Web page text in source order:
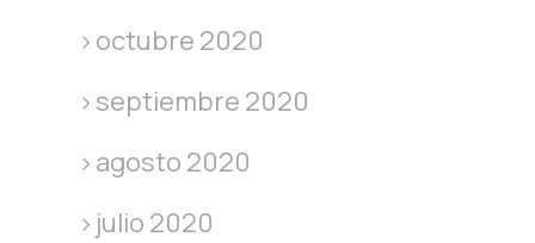
octubre 2020
septiembre 2020
agosto 2020
julio 2020